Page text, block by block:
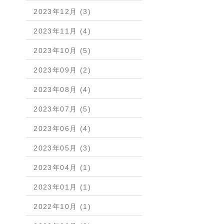
2023年12月 (3)
2023年11月 (4)
2023年10月 (5)
2023年09月 (2)
2023年08月 (4)
2023年07月 (5)
2023年06月 (4)
2023年05月 (3)
2023年04月 (1)
2023年01月 (1)
2022年10月 (1)